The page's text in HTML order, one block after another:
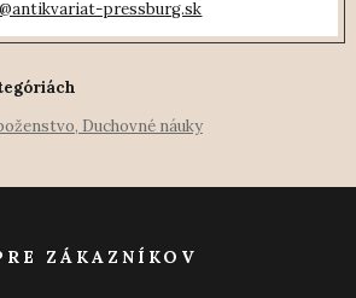
pressburg.sk
Duchovné náuky
ZÁKAZNÍKOV